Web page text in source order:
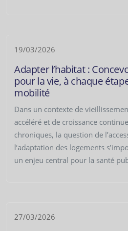
19/03/2026
Adapter l’habitat :
pour la vie, à chaque
mobilité
Dans un contexte de
accéléré et de croissance
chroniques, la question de
l’adaptation des logements
un enjeu central pour la santé
27/03/2026